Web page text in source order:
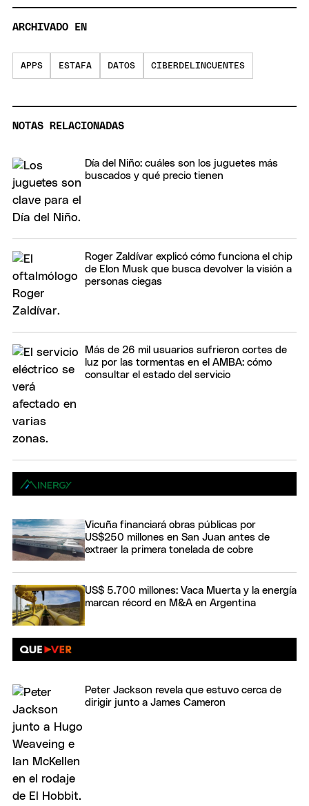
ARCHIVADO EN
APPS ESTAFA DATOS CIBERDELINCUENTES
NOTAS RELACIONADAS
Día del Niño: cuáles son los juguetes más
buscados y qué precio tienen
Roger Zaldívar explicó cómo funciona el chip
de Elon Musk que busca devolver la visión a
personas ciegas
Más de 26 mil usuarios sufrieron cortes de
luz por las tormentas en el AMBA: cómo
consultar el estado del servicio
Vicuña financiará obras públicas por
US$250 millones en San Juan antes de
extraer la primera tonelada de cobre
US$ 5.700 millones: Vaca Muerta y la energía
marcan récord en M&A en Argentina
Peter Jackson revela que estuvo cerca de
dirigir junto a James Cameron